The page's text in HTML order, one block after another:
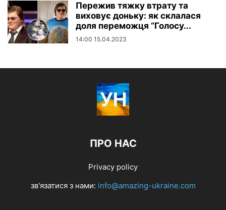
Пережив тяжку втрату та
виховує доньку: як склалася
доля переможця “Голосу...
14:00 15.04.2023
ПРО НАС
Privacy policy
зв'язатися з нами: info@amazing-ukraine.com